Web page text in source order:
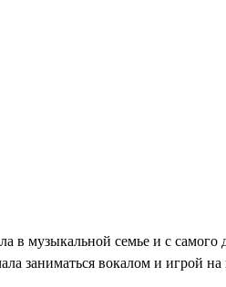
музыкальной семье и с самого
заниматься вокалом и игрой